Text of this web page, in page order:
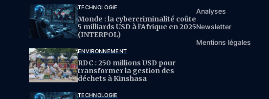
TECHNOLOGIE
Monde : la cybercriminalité coûte
5 milliards USD à l’Afrique en 2025
(INTERPOL)
ENVIRONNEMENT
RDC : 250 millions USD pour
transformer la gestion des
déchets à Kinshasa
TECHNOLOGIE
Analyses
Newsletter
Mentions légales